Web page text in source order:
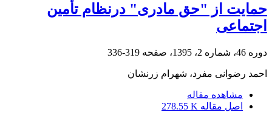
حمایت از "حق مادری" درنظام تأمین
اجتماعی
دوره 46، شماره 2، 1395، صفحه 319-336
احمد رضوانی مفرد، شهرام زرنشان
مشاهده مقاله
اصل مقاله 278.55 K